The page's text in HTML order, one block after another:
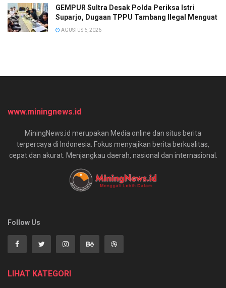
GEMPUR Sultra Desak Polda Periksa Istri
Suparjo, Dugaan TPPU Tambang Ilegal Menguat
AGUSTUS 6, 2026
www.miningnews.id
MiningNews.id merupakan Media online dan situs berita
terpercaya di Indonesia. Fokus menyajikan berita berkualitas,
cepat dan akurat. Menjangkau daerah, nasional dan internasional.
Follow Us
LIHAT KATEGORI